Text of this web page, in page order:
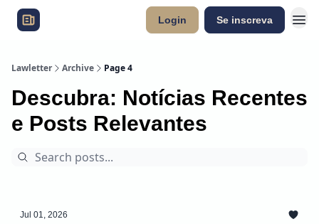
Login Se inscreva
Lawletter Archive Page 4
Descubra: Notícias Recentes
e Posts Relevantes
Jul 01, 2026